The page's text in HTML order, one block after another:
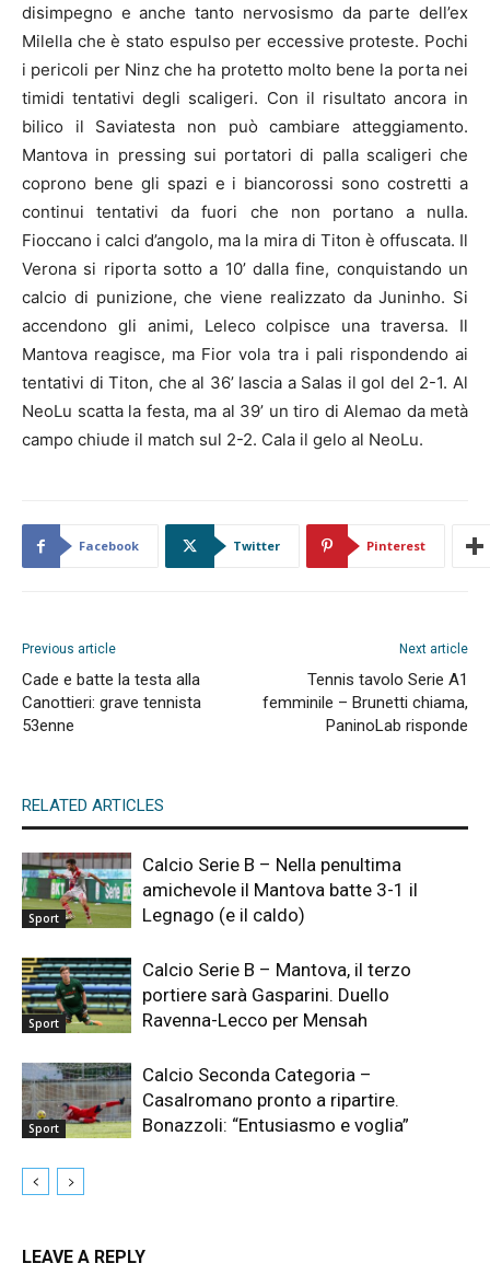
disimpegno e anche tanto nervosismo da parte dell’ex
Milella che è stato espulso per eccessive proteste. Pochi
i pericoli per Ninz che ha protetto molto bene la porta nei
timidi tentativi degli scaligeri. Con il risultato ancora in
bilico il Saviatesta non può cambiare atteggiamento.
Mantova in pressing sui portatori di palla scaligeri che
coprono bene gli spazi e i biancorossi sono costretti a
continui tentativi da fuori che non portano a nulla.
Fioccano i calci d’angolo, ma la mira di Titon è offuscata. Il
Verona si riporta sotto a 10’ dalla fine, conquistando un
calcio di punizione, che viene realizzato da Juninho. Si
accendono gli animi, Leleco colpisce una traversa. Il
Mantova reagisce, ma Fior vola tra i pali rispondendo ai
tentativi di Titon, che al 36’ lascia a Salas il gol del 2-1. Al
NeoLu scatta la festa, ma al 39’ un tiro di Alemao da metà
campo chiude il match sul 2-2. Cala il gelo al NeoLu.
Facebook Twitter Pinterest
Previous article
Cade e batte la testa alla
Canottieri: grave tennista
53enne
Next article
Tennis tavolo Serie A1
femminile – Brunetti chiama,
PaninoLab risponde
RELATED ARTICLES
Sport
Calcio Serie B – Nella penultima
amichevole il Mantova batte 3-1 il
Legnago (e il caldo)
Sport
Calcio Serie B – Mantova, il terzo
portiere sarà Gasparini. Duello
Ravenna-Lecco per Mensah
Sport
Calcio Seconda Categoria –
Casalromano pronto a ripartire.
Bonazzoli: “Entusiasmo e voglia”
LEAVE A REPLY